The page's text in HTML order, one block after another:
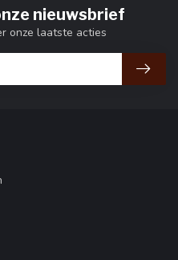
nieuwsbrief
onze laatste acties